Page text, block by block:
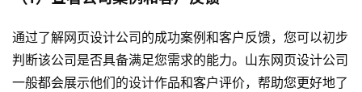
通过了解网页设计公司的成功案例和客户反馈，您可以初步
判断该公司是否具备满足您需求的能力。山东网页设计公司
一般都会展示他们的设计作品和客户评价，帮助您更好地了